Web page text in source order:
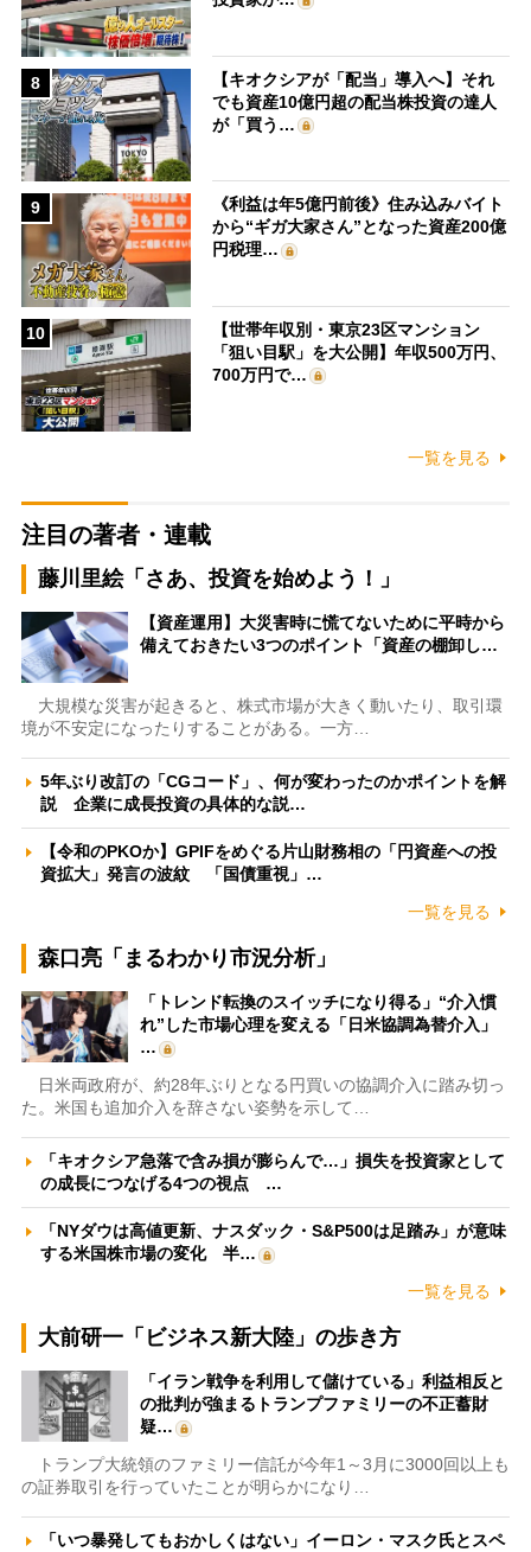
8
【キオクシアが「配当」導入へ】それ
でも資産10億円超の配当株投資の達人
が「買う…
9
《利益は年5億円前後》住み込みバイト
から“ギガ大家さん”となった資産200億
円税理…
10
【世帯年収別・東京23区マンション
「狙い目駅」を大公開】年収500万円、
700万円で…
一覧を見る
注目の著者・連載
藤川里絵「さあ、投資を始めよう！」
【資産運用】大災害時に慌てないために平時から
備えておきたい3つのポイント「資産の棚卸し…
大規模な災害が起きると、株式市場が大きく動いたり、取引環
境が不安定になったりすることがある。一方…
5年ぶり改訂の「CGコード」、何が変わったのかポイントを解
説 企業に成長投資の具体的な説…
【令和のPKOか】GPIFをめぐる片山財務相の「円資産への投
資拡大」発言の波紋 「国債重視」…
一覧を見る
森口亮「まるわかり市況分析」
「トレンド転換のスイッチになり得る」“介入慣
れ”した市場心理を変える「日米協調為替介入」
…
日米両政府が、約28年ぶりとなる円買いの協調介入に踏み切っ
た。米国も追加介入を辞さない姿勢を示して…
「キオクシア急落で含み損が膨らんで…」損失を投資家として
の成長につなげる4つの視点 …
「NYダウは高値更新、ナスダック・S&P500は足踏み」が意味
する米国株市場の変化 半…
一覧を見る
大前研一「ビジネス新大陸」の歩き方
「イラン戦争を利用して儲けている」利益相反と
の批判が強まるトランプファミリーの不正蓄財
疑…
トランプ大統領のファミリー信託が今年1～3月に3000回以上も
の証券取引を行っていたことが明らかになり…
「いつ暴発してもおかしくはない」イーロン・マスク氏とスペ